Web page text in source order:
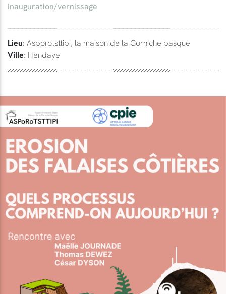
Inauguration/vernissage
Lieu: Asporotsttipi, la maison de la Corniche basque
Ville: Hendaye